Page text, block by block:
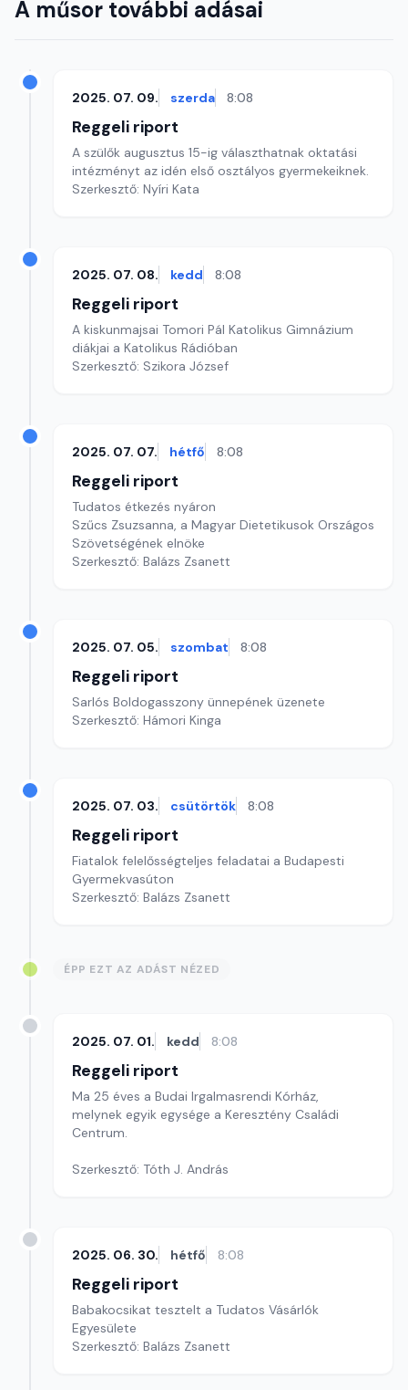
A műsor további adásai
2025. 07. 09. szerda 8:08
Reggeli riport
A szülők augusztus 15-ig választhatnak oktatási
intézményt az idén első osztályos gyermekeiknek.
Szerkesztő: Nyíri Kata
2025. 07. 08. kedd 8:08
Reggeli riport
A kiskunmajsai Tomori Pál Katolikus Gimnázium
diákjai a Katolikus Rádióban
Szerkesztő: Szikora József
2025. 07. 07. hétfő 8:08
Reggeli riport
Tudatos étkezés nyáron
Szűcs Zsuzsanna, a Magyar Dietetikusok Országos
Szövetségének elnöke
Szerkesztő: Balázs Zsanett
2025. 07. 05. szombat 8:08
Reggeli riport
Sarlós Boldogasszony ünnepének üzenete
Szerkesztő: Hámori Kinga
2025. 07. 03. csütörtök 8:08
Reggeli riport
Fiatalok felelősségteljes feladatai a Budapesti
Gyermekvasúton
Szerkesztő: Balázs Zsanett
ÉPP EZT AZ ADÁST NÉZED
2025. 07. 01. kedd 8:08
Reggeli riport
Ma 25 éves a Budai Irgalmasrendi Kórház,
melynek egyik egysége a Keresztény Családi
Centrum.
Szerkesztő: Tóth J. András
2025. 06. 30. hétfő 8:08
Reggeli riport
Babakocsikat tesztelt a Tudatos Vásárlók
Egyesülete
Szerkesztő: Balázs Zsanett